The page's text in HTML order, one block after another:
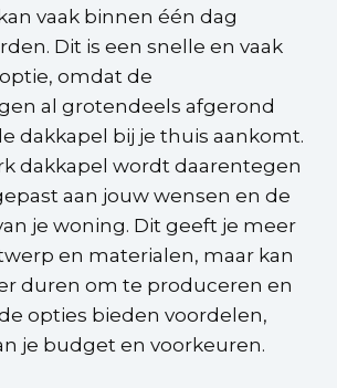
vaak binnen één dag
Dit is een snelle en vaak
omdat de
al grotendeels afgerond
dakkapel bij je thuis aankomt.
dakkapel wordt daarentegen
aan jouw wensen en de
je woning. Dit geeft je meer
en materialen, maar kan
duren om te produceren en
opties bieden voordelen,
je budget en voorkeuren.